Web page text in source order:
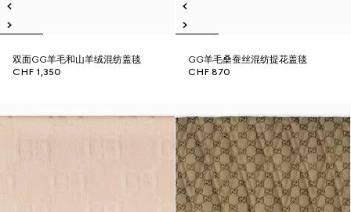
双面GG羊毛和山羊绒混纺盖毯
CHF 1,350
GG羊毛桑蚕丝混纺提花盖毯
CHF 870